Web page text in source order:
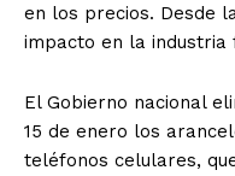
en los precios. Desde
impacto en la industria
El Gobierno nacional
15 de enero los
teléfonos celulares,